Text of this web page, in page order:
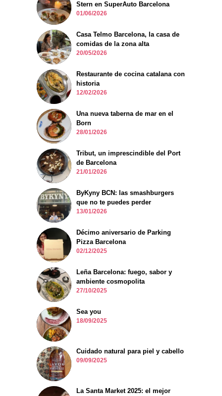
Stern en SuperAuto Barcelona
01/06/2026
Casa Telmo Barcelona, la casa de
comidas de la zona alta
20/05/2026
Restaurante de cocina catalana con
historia
12/02/2026
Una nueva taberna de mar en el
Born
28/01/2026
Tribut, un imprescindible del Port
de Barcelona
21/01/2026
ByKyny BCN: las smashburgers
que no te puedes perder
13/01/2026
Décimo aniversario de Parking
Pizza Barcelona
02/12/2025
Leña Barcelona: fuego, sabor y
ambiente cosmopolita
27/10/2025
Sea you
18/09/2025
Cuidado natural para piel y cabello
09/09/2025
La Santa Market 2025: el mejor